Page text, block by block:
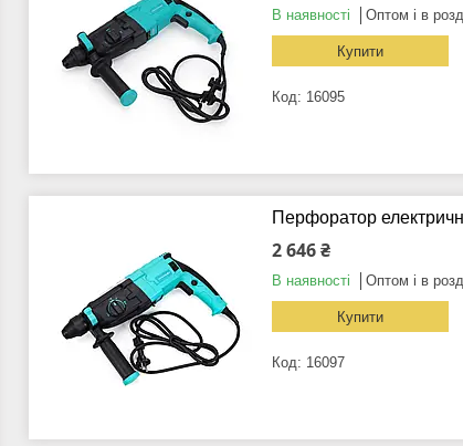
В наявності Оптом і в
Купити
16095
Перфоратор
2 646 ₴
В наявності Оптом і в
Купити
16097